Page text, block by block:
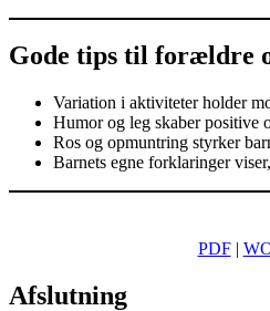
Gode tips til forældre
Variation i aktiviteter holder
Humor og leg skaber positive
Ros og opmuntring styrker
Barnets egne forklaringer
PDF|
Afslutning